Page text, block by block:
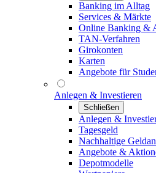
Banking im Alltag
Services & Märkte
Online Banking &
TAN-Verfahren
Girokonten
Karten
Angebote für
Anlegen & Investieren
Schließen
Anlegen &
Tagesgeld
Nachhaltige
Angebote &
Depotmodelle